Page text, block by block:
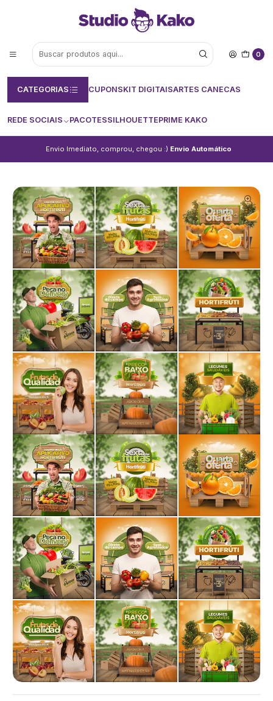
0
CATEGORIAS CUPONSKIT DIGITAISARTES CANECAS
REDE SOCIAIS PACOTESSILHOUETTEPRIME KAKO
Envio Imediato, comprou, chegou :) Envio Automático